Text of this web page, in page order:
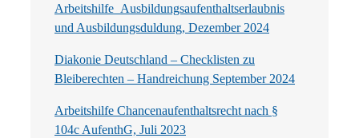
Arbeitshilfe_Ausbildungsaufenthaltserlaubnis
und Ausbildungsduldung, Dezember 2024
Diakonie Deutschland – Checklisten zu
Bleiberechten – Handreichung September 2024
Arbeitshilfe Chancenaufenthaltsrecht nach §
104c AufenthG, Juli 2023